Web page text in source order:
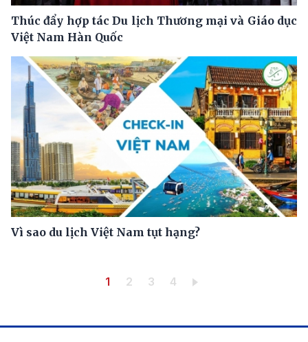
Thúc đẩy hợp tác Du lịch Thương mại và Giáo dục
Việt Nam Hàn Quốc
Vì sao du lịch Việt Nam tụt hạng?
Trang hiện thời
1 Trang
2 Trang
3 Trang
4